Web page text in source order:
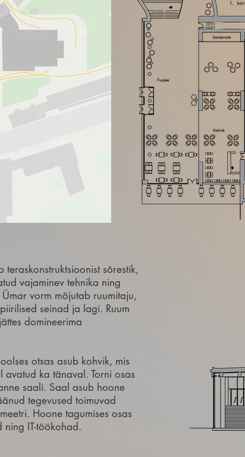
teraskonstruktsioonist sõrestik,
vajaminev tehnika ning
vorm mõjutab ruumitaju,
seinad ja lagi. Ruum
domineerima
otsas asub kohvik, mis
avatud ka tänaval. Torni osas
saali. Saal asub hoone
tegevused toimuvad
Hoone tagumises osas
IT-töökohad.